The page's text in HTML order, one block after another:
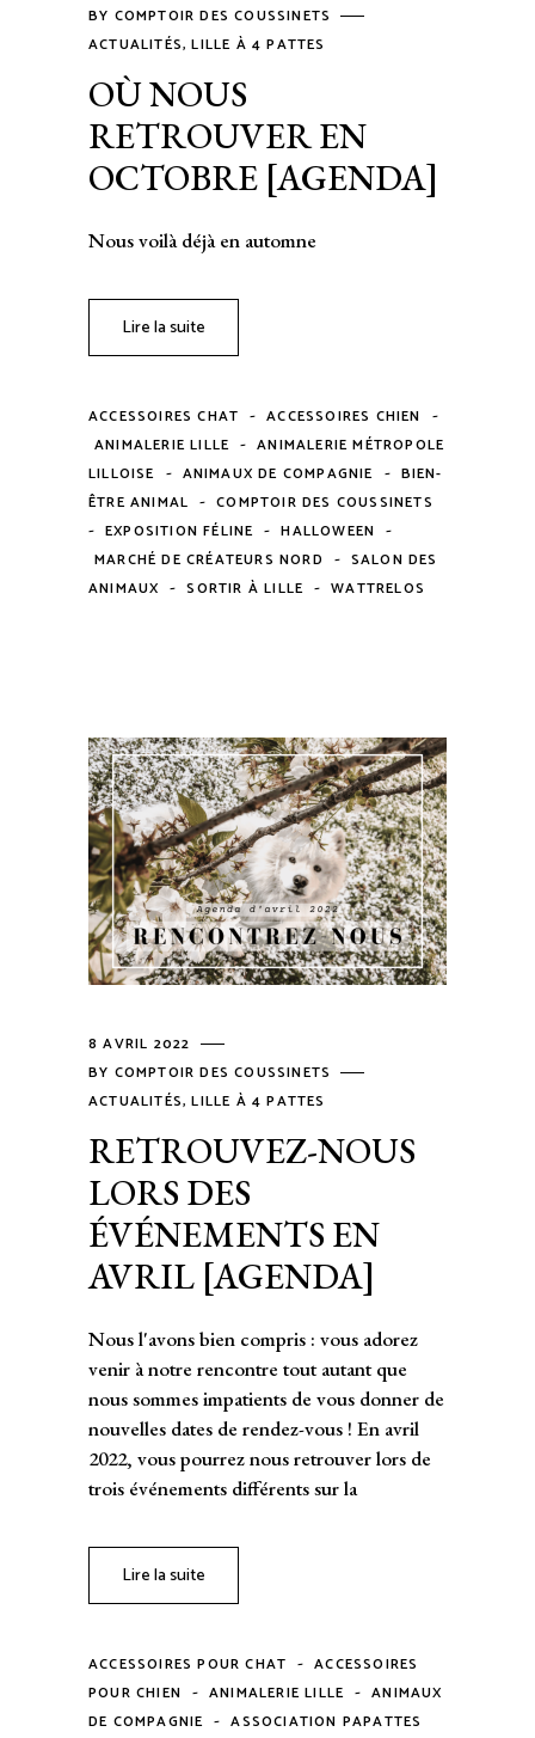
BY COMPTOIR DES COUSSINETS
ACTUALITÉS,LILLE À 4 PATTES
OÙ NOUS
RETROUVER EN
OCTOBRE [AGENDA]
Nous voilà déjà en automne
Lire la suite
ACCESSOIRES CHAT - ACCESSOIRES CHIEN -
ANIMALERIE LILLE - ANIMALERIE MÉTROPOLE
LILLOISE - ANIMAUX DE COMPAGNIE - BIEN-
ÊTRE ANIMAL - COMPTOIR DES COUSSINETS
- EXPOSITION FÉLINE - HALLOWEEN -
MARCHÉ DE CRÉATEURS NORD - SALON DES
ANIMAUX - SORTIR À LILLE - WATTRELOS
8 AVRIL 2022
BY COMPTOIR DES COUSSINETS
ACTUALITÉS,LILLE À 4 PATTES
RETROUVEZ-NOUS
LORS DES
ÉVÉNEMENTS EN
AVRIL [AGENDA]
Nous l'avons bien compris : vous adorez
venir à notre rencontre tout autant que
nous sommes impatients de vous donner de
nouvelles dates de rendez-vous ! En avril
2022, vous pourrez nous retrouver lors de
trois événements différents sur la
Lire la suite
ACCESSOIRES POUR CHAT - ACCESSOIRES
POUR CHIEN - ANIMALERIE LILLE - ANIMAUX
DE COMPAGNIE - ASSOCIATION PAPATTES